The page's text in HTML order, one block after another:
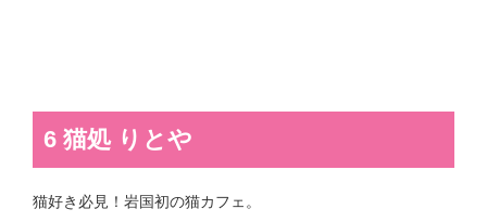
6 猫処 りとや
猫好き必見！岩国初の猫カフェ。